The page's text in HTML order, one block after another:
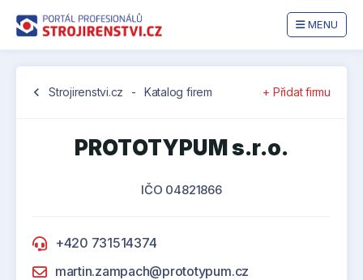
MENU
chevron_left Strojirenstvi.cz - Katalog firem + Přidat firmu
PROTOTYPUM s.r.o.
IČO 04821866
+420 731514374
martin.zampach@prototypum.cz